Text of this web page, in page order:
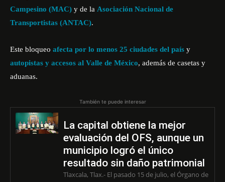
Campesino (MAC) y de la Asociación Nacional de
Transportistas (ANTAC).
Este bloqueo afecta por lo menos 25 ciudades del país y
autopistas y accesos al Valle de México, además de casetas y
aduanas.
También te puede interesar
La capital obtiene la mejor
evaluación del OFS, aunque un
municipio logró el único
resultado sin daño patrimonial
Tlaxcala, Tlax.- El pasado 15 de julio, el Órgano de